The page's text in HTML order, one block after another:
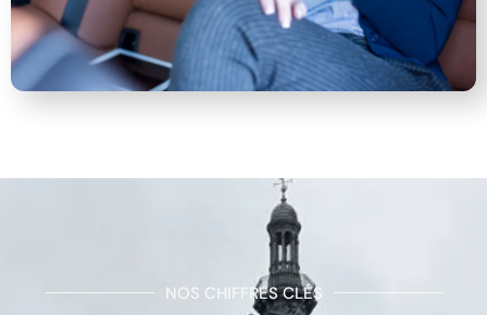
NOS CHIFFRES CLÉS